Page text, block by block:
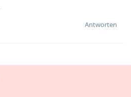
Antworten